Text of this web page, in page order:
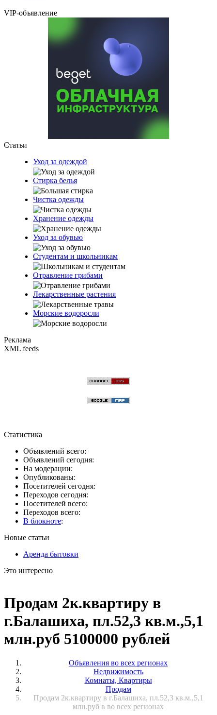
VIP-объявление
Статьи
Уход за одеждой
Стирка белья
Чистка одежды
Хранение одежды
Уход за обувью
Студентам и школьникам
Отравление грибами
Лекарственные растения
Морские водоросли
Реклама
XML feeds
Статистика
Объявлений всего:
Объявлений сегодня:
На модерации:
Опубликованы:
Посетителей сегодня:
Переходов сегодня:
Посетителей всего:
Переходов всего:
В блокноте:
Новые статьи
Аренда бытовки
Это интересно
Продам 2к.квартиру в
г.Балашиха, пл.52,3 кв.м.,5,1
млн.руб 5100000 рублей
Объявления во всех регионах
Недвижимость
Комнаты, Квартиры
Продам
Продам 2к.квартиру в г.Балашиха, пл.52,3 кв.м.,5,1
млн.руб в во всех регионах